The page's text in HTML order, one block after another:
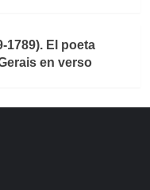
1789). El poeta
en verso